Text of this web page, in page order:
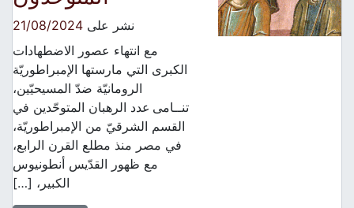
نشر على21/08/2024
مع انتهاء عصور الاضطهادات
الكبرى التي مارستها الإمبراطوريّة
الرومانيّة ضدّ المسيحيّين،
تنــامى عدد الرهبان المتوحّدين في
القسم الشرقيّ من الإمبراطوريّة،
في مصر منذ مطلع القرن الرابع،
مع ظهور القدّيس أنطونيوس
الكبير، […]